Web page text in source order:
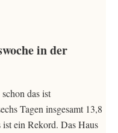
in der
das ist
Tagen insgesamt 13,8
ein Rekord. Das Haus